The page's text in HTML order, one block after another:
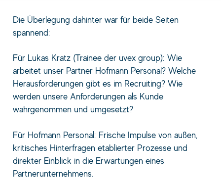
Die Überlegung dahinter war für beide Seiten
spannend:
Für Lukas Kratz (Trainee der uvex group): Wie
arbeitet unser Partner Hofmann Personal? Welche
Herausforderungen gibt es im Recruiting? Wie
werden unsere Anforderungen als Kunde
wahrgenommen und umgesetzt?
Für Hofmann Personal: Frische Impulse von außen,
kritisches Hinterfragen etablierter Prozesse und
direkter Einblick in die Erwartungen eines
Partnerunternehmens.